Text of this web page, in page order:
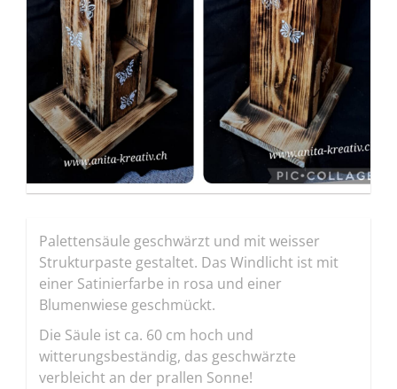
Palettensäule geschwärzt und mit weisser
Strukturpaste gestaltet. Das Windlicht ist mit
einer Satinierfarbe in rosa und einer
Blumenwiese geschmückt.
Die Säule ist ca. 60 cm hoch und
witterungsbeständig, das geschwärzte
verbleicht an der prallen Sonne!